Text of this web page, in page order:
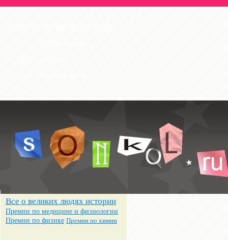
Все о великих людях истории
Премии по медицине и физиологии
Премии по физике Премии по химии